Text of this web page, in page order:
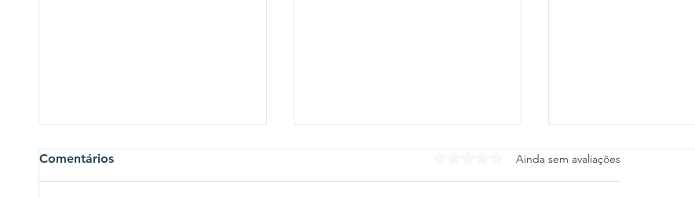
Comentários Avaliado com 0 de 5 estrelas.
Ainda sem avaliações